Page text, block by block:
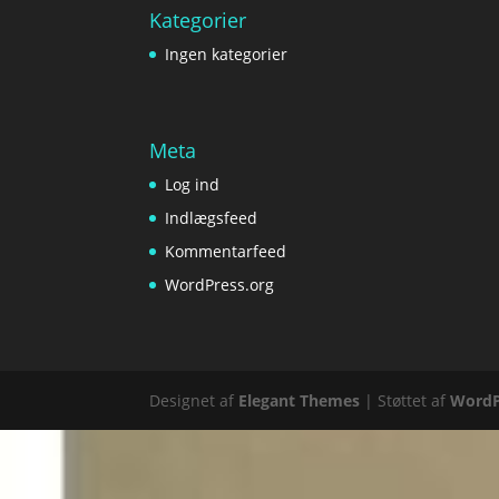
Kategorier
Ingen kategorier
Meta
Log ind
Indlægsfeed
Kommentarfeed
WordPress.org
Designet af Elegant Themes | Støttet af